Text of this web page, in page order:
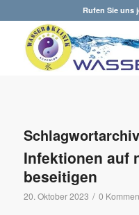
Rufen Sie uns
Infektionen auf
beseitigen
20. Oktober 2023 / 0